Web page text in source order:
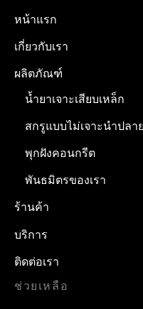
หน้าแรก
เกี่ยวกับเรา
ผลิตภัณฑ์
น้ำยาเจาะเสียบเหล็ก
สกรูแบบไม่เจาะนำปลา
พุกฝังคอนกรีต
พันธมิตรของเรา
ร้านค้า
บริการ
ติดต่อเรา
ช่วยเหลือ